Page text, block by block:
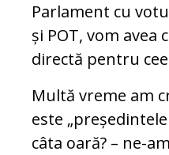
Parlament cu
și POT, vom avea
directă pentru
Multă vreme am
este
câta oară? – ne-